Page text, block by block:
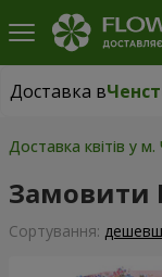
Доставка в
Доставка в
Доставка квітів у
Замовити
Сортування: